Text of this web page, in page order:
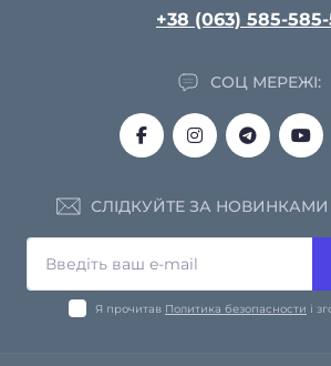
+38 (063) 585-
СОЦ МЕРЕЖІ:
СЛІДКУЙТЕ ЗА НОВИНКАМИ
Я прочитав Политика безопасности і